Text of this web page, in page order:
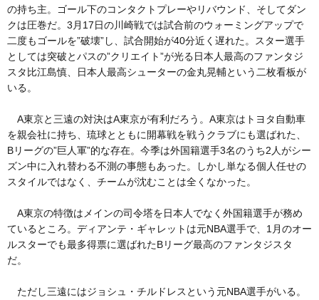
の持ち主。ゴール下のコンタクトプレーやリバウンド、そしてダン
クは圧巻だ。3月17日の川崎戦では試合前のウォーミングアップで
二度もゴールを”破壊”し、試合開始が40分近く遅れた。スター選手
としては突破とパスの”クリエイト”が光る日本人最高のファンタジ
スタ比江島慎、日本人最高シューターの金丸晃輔という二枚看板が
いる。
A東京と三遠の対決はA東京が有利だろう。A東京はトヨタ自動車
を親会社に持ち、琉球とともに開幕戦を戦うクラブにも選ばれた、
Bリーグの”巨人軍”的な存在。今季は外国籍選手3名のうち2人がシー
ズン中に入れ替わる不測の事態もあった。しかし単なる個人任せの
スタイルではなく、チームが沈むことは全くなかった。
A東京の特徴はメインの司令塔を日本人でなく外国籍選手が務め
ているところ。ディアンテ・ギャレットは元NBA選手で、1月のオー
ルスターでも最多得票に選ばれたBリーグ最高のファンタジスタ
だ。
ただし三遠にはジョシュ・チルドレスという元NBA選手がいる。